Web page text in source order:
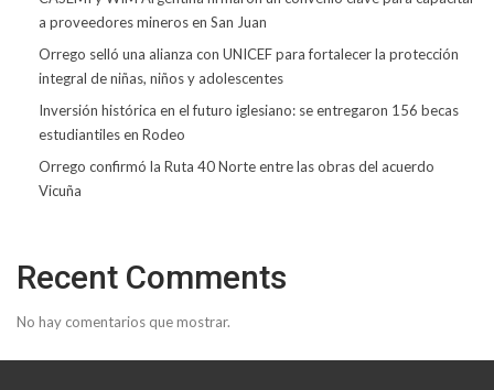
a proveedores mineros en San Juan
Orrego selló una alianza con UNICEF para fortalecer la protección
integral de niñas, niños y adolescentes
Inversión histórica en el futuro iglesiano: se entregaron 156 becas
estudiantiles en Rodeo
Orrego confirmó la Ruta 40 Norte entre las obras del acuerdo
Vicuña
Recent Comments
No hay comentarios que mostrar.